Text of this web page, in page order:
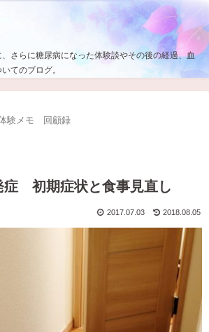
さらに糖尿病になった体験談やその後の経過、血
てのブログ。
験メモ 回顧録
症 初期症状と食事見直し
2018.08.05
2017.07.03